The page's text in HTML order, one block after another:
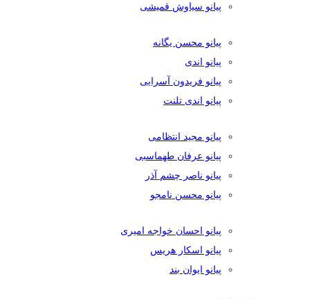
پیانو سیاوش قمیشی
پیانو محسن یگانه
پیانو اندی
پیانو فریدون آسرایی
پیانو اندی تلنت
پیانو مجید انتظامی
پیانو عرفان طهماسبی
پیانو ناصر چشم آذر
پیانو محسن نامجو
پیانو احسان خواجه امیری
پیانو اسکار هریس
پیانو ایوان بند